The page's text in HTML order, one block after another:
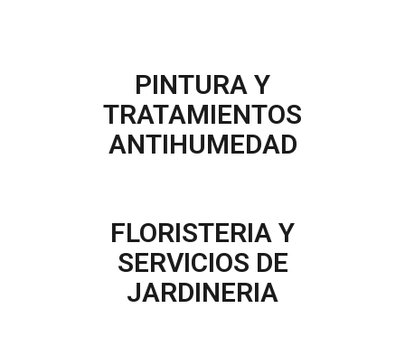
PINTURA Y
TRATAMIENTOS
ANTIHUMEDAD
FLORISTERIA Y
SERVICIOS DE
JARDINERIA